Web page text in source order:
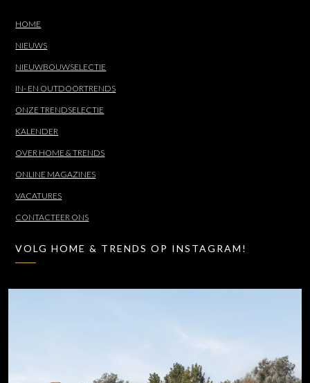
HOME
NIEUWS
NIEUWBOUWSELECTIE
IN- EN OUTDOORTRENDS
ONZE TRENDSELECTIE
KALENDER
OVER HOME & TRENDS
ONLINE MAGAZINES
VACATURES
CONTACTEER ONS
VOLG HOME & TRENDS OP INSTAGRAM!